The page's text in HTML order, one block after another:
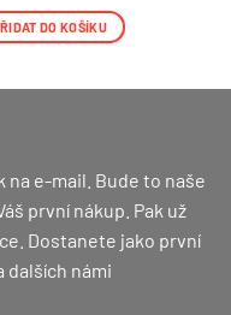
DO KOŠÍKU
na e-mail. Bude to naše
první nákup. Pak už
Dostanete jako první
dalších námi